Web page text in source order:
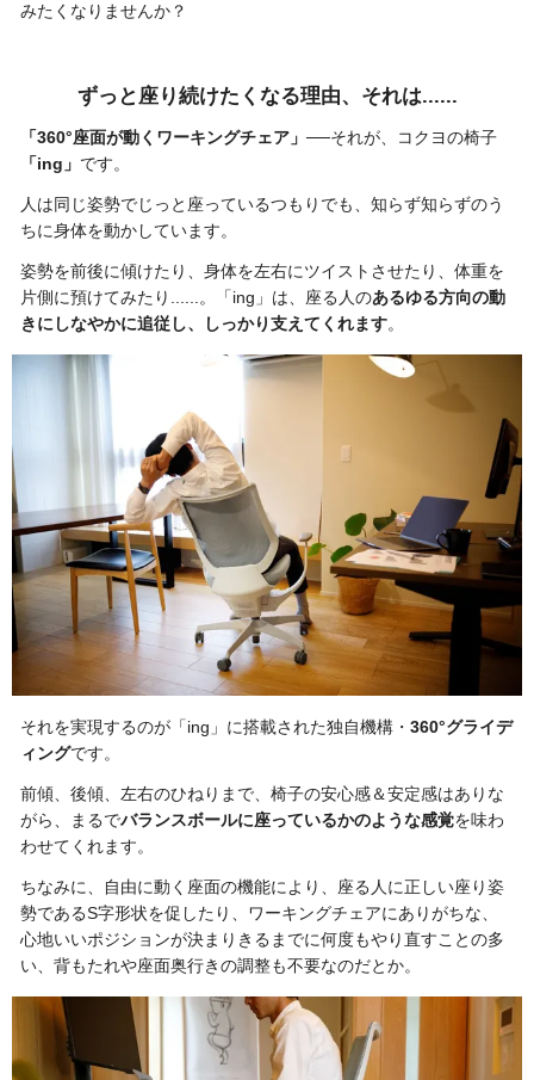
みたくなりませんか？
ずっと座り続けたくなる理由、それは......
「360°座面が動くワーキングチェア」 ──それが、コクヨの椅子
「ing」 です。
人は同じ姿勢でじっと座っているつもりでも、知らず知らずのう
ちに身体を動かしています。
姿勢を前後に傾けたり、身体を左右にツイストさせたり、体重を
片側に預けてみたり......。「ing」は、座る人のあるゆる方向の動
きにしなやかに追従し、しっかり支えてくれます。
それを実現するのが「ing」に搭載された独自機構・ 360°グライデ
ィングです。
前傾、後傾、左右のひねりまで、椅子の安心感＆安定感はありな
がら、まるでバランスボールに座っているかのような感覚を味わ
わせてくれます。
ちなみに、自由に動く座面の機能により、座る人に正しい座り姿
勢であるS字形状を促したり、ワーキングチェアにありがちな、
心地いいポジションが決まりきるまでに何度もやり直すことの多
い、背もたれや座面奥行きの調整も不要なのだとか。